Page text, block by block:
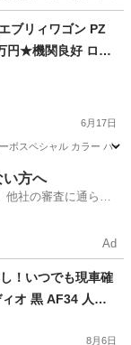
ブリィワゴン PZ
円★機関良好 ロー
社外ナビ フルセ
ーキ 修復歴な
6月17日
スペシャル カラー パー
い方へ
他社の審査に通らな
Ad
！いつでも現車確
オ 黒 AF34 人気
オイル注ぎ足すだ
8月6日